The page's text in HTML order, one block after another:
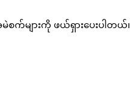
များကို ဖယ်ရှားပေးပါတယ်